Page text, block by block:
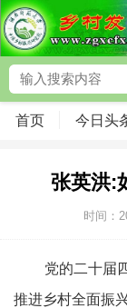
首页 今日头
张英洪:
时间：
党的二十届
推进乡村全面振